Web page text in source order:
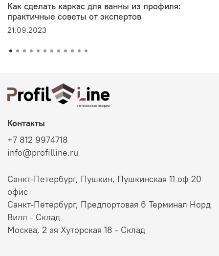
Как сделать каркас для ванны из профиля:
практичные советы от экспертов
21.09.2023
Контакты
+7 812 9974718
info@profilline.ru
Санкт-Петербург, Пушкин, Пушкинская 11 оф 20
офис
Санкт-Петербург, Предпортовая 6 Терминал Норд
Вилл - Склад
Москва, 2 ая Хуторская 18 - Склад